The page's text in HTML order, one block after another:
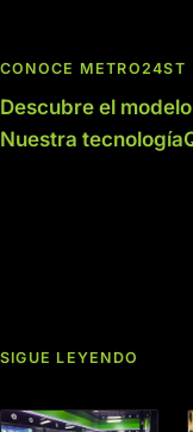
CONOCE METRO24ST
Descubre el modelo
Nuestra tecnología
SIGUE LEYENDO